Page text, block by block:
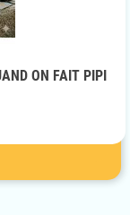
ON FAIT PIPI